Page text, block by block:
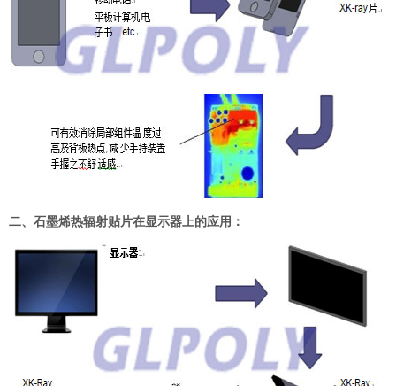
二、石墨烯热辐射贴片在显示器上的应用：